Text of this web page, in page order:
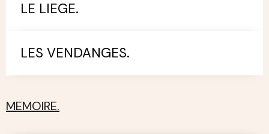
LE LIEGE.
LES VENDANGES.
MEMOIRE.